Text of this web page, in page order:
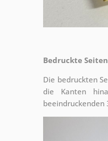
Bedruckte Seiten
Die bedruckten
die Kanten
beeindruckenden